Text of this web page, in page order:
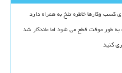
کسب وکارها خاطره تلخ به همراه دارد
کنید